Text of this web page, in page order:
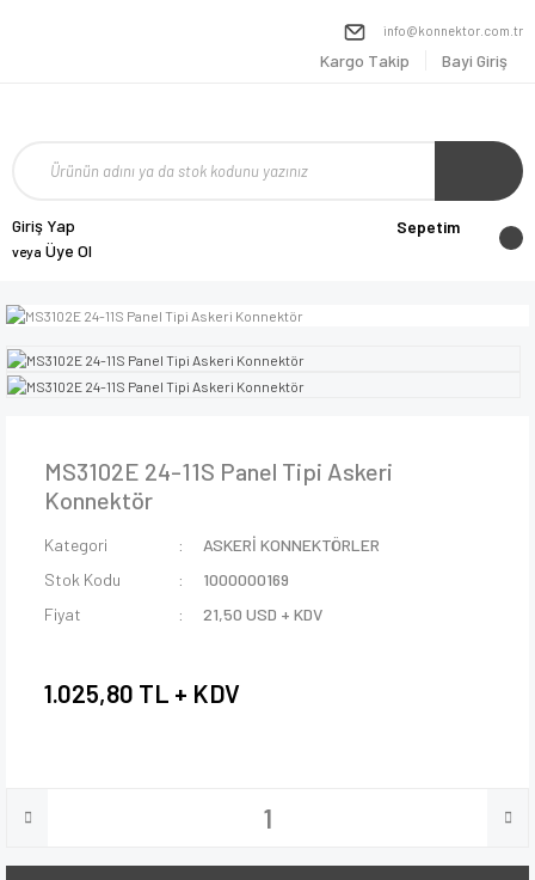
info@konnektor.com.tr
Kargo Takip Bayi Giriş
Giriş Yap
veya Üye Ol
Sepetim
MS3102E 24-11S Panel Tipi Askeri
Konnektör
Kategori
ASKERİ KONNEKTÖRLER
Stok Kodu
1000000169
Fiyat
21,50 USD + KDV
1.025,80 TL + KDV